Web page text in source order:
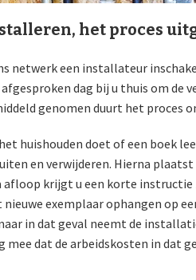
het proces
netwerk een installateur
dag bij u thuis om de
genomen duurt het proces
huishouden doet of een boek
en verwijderen. Hierna
afloop krijgt u een korte instructie
exemplaar ophangen op
in dat geval neemt de
mee dat de arbeidskosten in dat